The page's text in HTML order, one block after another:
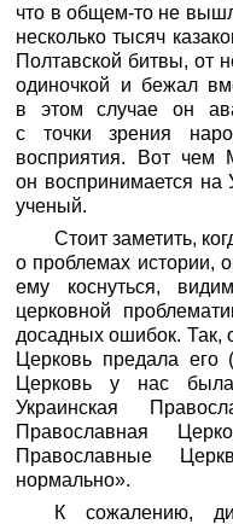
что в общем-то не
несколько тысяч
Полтавской битвы, от
одиночкой и бежал
в этом случае он
с точки зрения
восприятия. Вот чем
он воспринимается
ученый.
Стоит заметить,
о проблемах истории,
ему коснуться,
церковной
досадных ошибок. Так,
Церковь предала
Церковь у нас
Украинская
Православная
Православные
нормально».
К сожалению,